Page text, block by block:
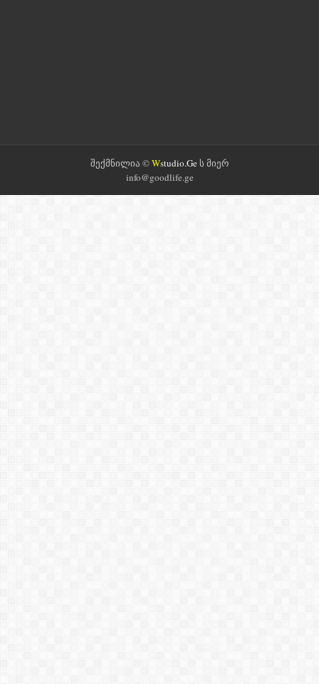
შექმნილია ©Wstudio.Geს მიერ
info@goodlife.ge